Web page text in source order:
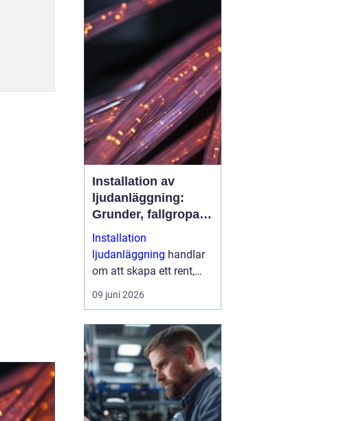
röntgenutrustning och
operationssal. När allt
fler djurägare förväntar
sig snabb service, tydlig
information och digitala
lösningar blir valet01
augusti 2026
Installation av
ljudanläggning:
Grunder, fallgropar
och smarta
lösningar
Installation
ljudanläggning handlar
om att skapa ett rent,
tydligt och jämnt ljud
som fungerar i vardagen,
Med rätt planering, rätt
produkter och en
struktur...
09 juni 2026